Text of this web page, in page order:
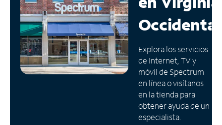
Administrar
cuenta
Encuentra
una
tienda
Occidental
Explora los servicios
de Internet, TV y
móvil de Spectrum
en línea o visítanos
en la tienda para
obtener ayuda de un
especialista.